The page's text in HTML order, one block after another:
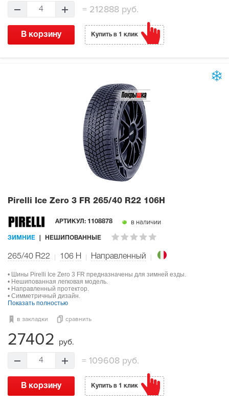
4 =212888 руб.
В корзину Купить в 1 клик
Pirelli Ice Zero 3 FR 265/40 R22 106H
АРТИКУЛ: 1108878 в наличии
ЗИМНИЕ НЕШИПОВАННЫЕ
265/40 R22 106 H Направленный
• Шины Pirelli Ice Zero 3 FR предназначены для зимней езды.
• Нешипованная легковая модель.
• Направленный протектор.
• Симметричный дизайн.
Показать полностью
в закладки сравнить
27402 руб.
4 =109608 руб.
В корзину Купить в 1 клик